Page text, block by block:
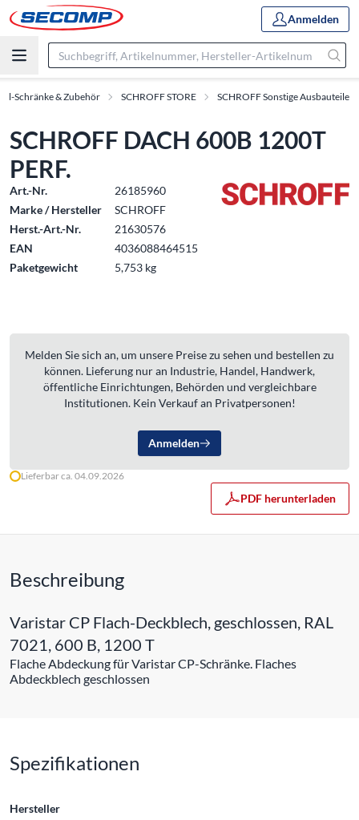
Anmelden
Schränke & Zubehör SCHROFF STORE SCHROFF Sonstige Ausbauteile
SCHROFF DACH 600B 1200T
PERF.
Art.-Nr.
26185960
Marke / Hersteller
SCHROFF
Herst.-Art.-Nr.
21630576
EAN
4036088464515
Paketgewicht
5,753 kg
Melden Sie sich an, um unsere Preise zu sehen und bestellen zu
können. Lieferung nur an Industrie, Handel, Handwerk,
öffentliche Einrichtungen, Behörden und vergleichbare
Institutionen. Kein Verkauf an Privatpersonen!
Anmelden
Lieferbar ca. 04.09.2026
PDF herunterladen
Beschreibung
Varistar CP Flach-Deckblech, geschlossen, RAL
7021, 600 B, 1200 T
Flache Abdeckung für Varistar CP-Schränke. Flaches
Abdeckblech geschlossen
Spezifikationen
Hersteller